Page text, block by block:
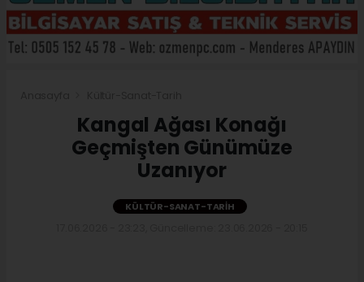
Kangal Ağası Konağı
Geçmişten Günümüze
Uzanıyor
KÜLTÜR-SANAT-TARIH